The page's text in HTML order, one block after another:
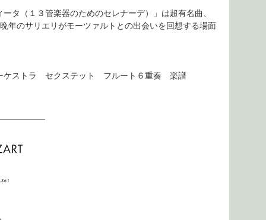
タ（１３管楽器のためのセレナーデ）」は超有名曲、
年のサリエリがモーツァルトとの出会いを回想する場面
ケストラ セクステット フルート６重奏 楽譜